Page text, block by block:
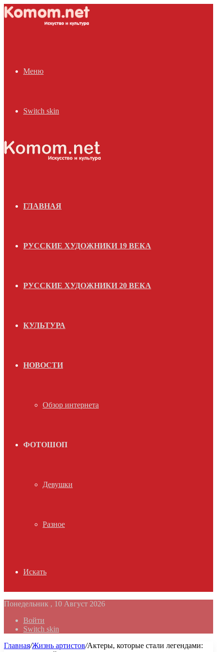
Меню
Switch skin
ГЛАВНАЯ
РУССКИЕ ХУДОЖНИКИ 19 ВЕКА
РУССКИЕ ХУДОЖНИКИ 20 ВЕКА
КУЛЬТУРА
НОВОСТИ
Обзор интернета
ФОТОШОП
Девушки
Разное
Искать
Понедельник , 10 Август 2026
Войти
Switch skin
Главная/Жизнь артистов/Актеры, которые стали легендами: